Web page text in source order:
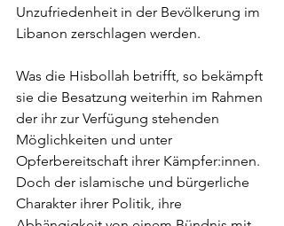
Unzufriedenheit in der Bevölkerung im
Libanon zerschlagen werden.
Was die Hisbollah betrifft, so bekämpft
sie die Besatzung weiterhin im Rahmen
der ihr zur Verfügung stehenden
Möglichkeiten und unter
Opferbereitschaft ihrer Kämpfer:innen.
Doch der islamische und bürgerliche
Charakter ihrer Politik, ihre